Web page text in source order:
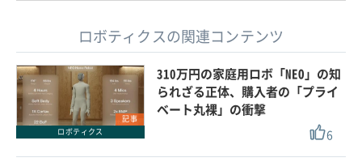
ロボティクスの関連コンテンツ
記事
ロボティクス
310万円の家庭用ロボ「NEO」の知
られざる正体、購入者の「プライ
ベート丸裸」の衝撃
6